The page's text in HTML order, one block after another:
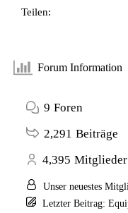
Teilen:
Forum Information
9 Foren
2,291 Beiträge
4,395 Mitglieder
Unser neuestes
Letzter Beitrag: